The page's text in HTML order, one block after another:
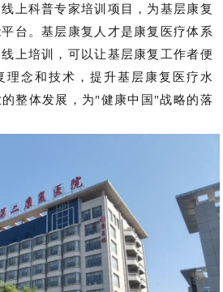
上科普专家培训项目，为基层康复
台。基层康复人才是康复医疗体系
上培训，可以让基层康复工作者便
理念和技术，提升基层康复医疗水
整体发展，为"健康中国"战略的落